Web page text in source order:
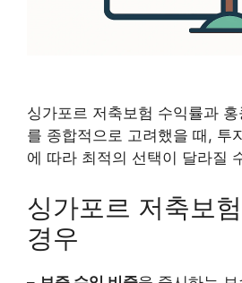
싱가포르 저축보험 수익률과
를 종합적으로 고려했을 때, 투
에 따라 최적의 선택이 달라질
싱가포르 저축보
경우